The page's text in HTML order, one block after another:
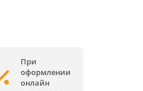
При
оформлении
онлайн